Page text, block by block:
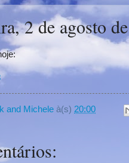
2 de agosto
and Michele à(s) 20:00